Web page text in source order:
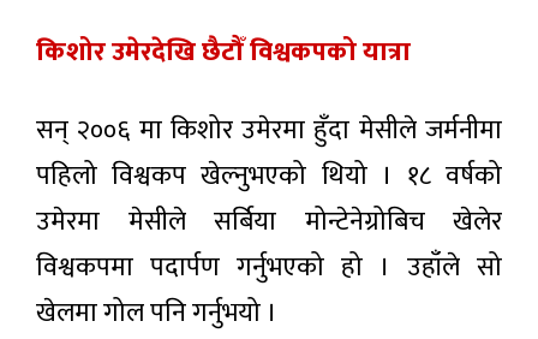
आयात
बढ्यो,
निगमको
आग्रह
कागजात
प्रमाणीकरण
अब
अनलाइनबाटै:
भदौ १
गतेदेखि
‘नेपाल ई-
एटेस्टेसन
प्रणाली’ पूर्ण
रूपमा
५ घण्टा अगाडी
मुलुकमा ८
निर्माणाधीन,
२३ वटा
अध्ययनको
५ घण्टा अगाडी
किशोर उमेरदेखि छैटौँ विश्वकपको यात्रा
सन् २००६ मा किशोर उमेरमा हुँदा मेसीले जर्मनीमा
पहिलो विश्वकप खेल्नुभएको थियो । १८ वर्षको
उमेरमा मेसीले सर्बिया मोन्टेनेग्रोबिच खेलेर
विश्वकपमा पदार्पण गर्नुभएको हो । उहाँले सो
खेलमा गोल पनि गर्नुभयो ।